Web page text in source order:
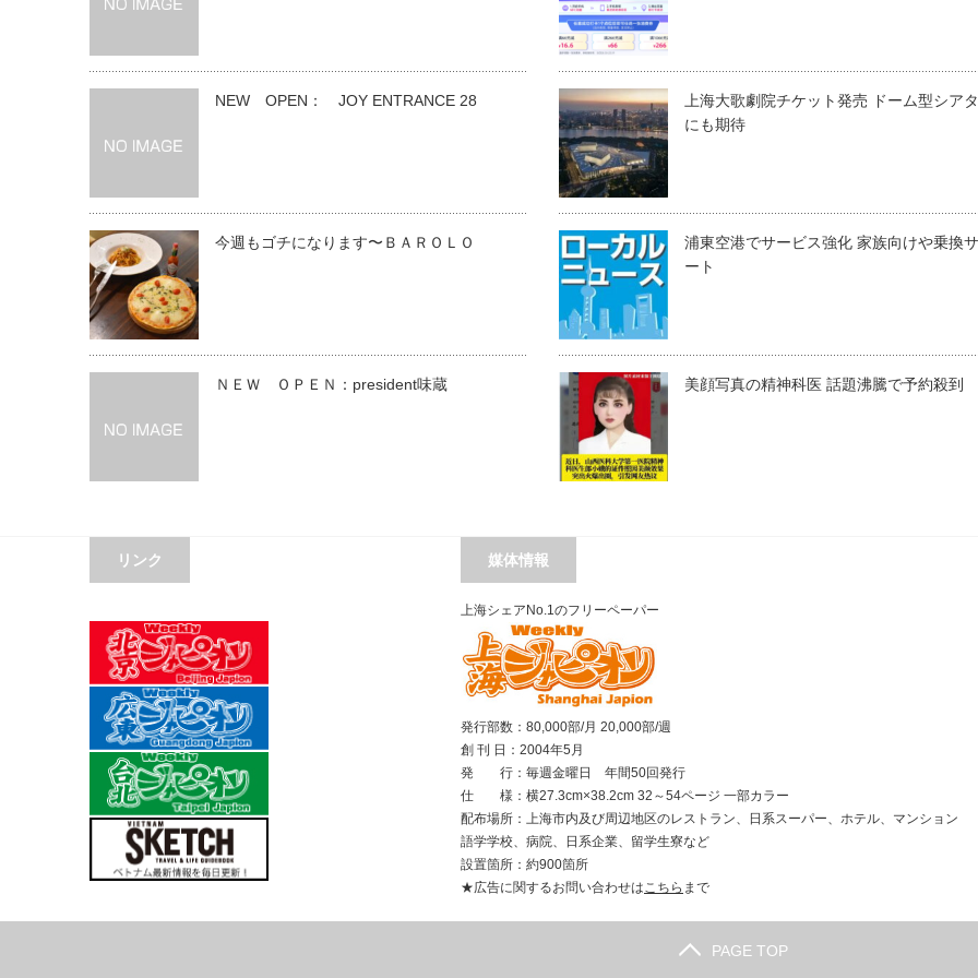
NEW OPEN： JOY ENTRANCE 28
今週もゴチになります〜ＢＡＲＯＬＯ
ＮＥＷ ＯＰＥＮ：president味蔵
上海大歌劇院チケット発売 ドーム型シア
にも期待
浦東空港でサービス強化 家族向けや乗換
ート
美顔写真の精神科医 話題沸騰で予約殺到
リンク 媒体情報
上海シェアNo.1のフリーペーパー
発行部数：80,000部/月 20,000部/週
創 刊 日：2004年5月
発 行：毎週金曜日 年間50回発行
仕 様：横27.3cm×38.2cm 32～54ページ 一部カラー
配布場所：上海市内及び周辺地区のレストラン、日系スーパー、ホテル、マンション
語学学校、病院、日系企業、留学生寮など
設置箇所：約900箇所
★広告に関するお問い合わせはこちら まで
PAGE TOP